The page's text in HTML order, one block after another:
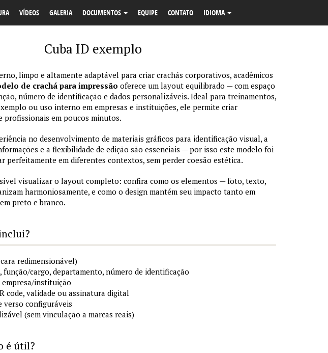
VÍDEOS GALERIA DOCUMENTOS EQUIPE CONTATO IDIOMA
Cuba ID exemplo
limpo e altamente adaptável para criar crachás corporativos, acadêmicos
de crachá para impressão oferece um layout equilibrado — com espaço
número de identificação e dados personalizáveis. Ideal para treinamentos,
ou uso interno em empresas e instituições, ele permite criar
profissionais em poucos minutos.
no desenvolvimento de materiais gráficos para identificação visual, a
e a flexibilidade de edição são essenciais — por isso este modelo foi
perfeitamente em diferentes contextos, sem perder coesão estética.
visualizar o layout completo: confira como os elementos — foto, texto,
harmoniosamente, e como o design mantém seu impacto tanto em
preto e branco.
redimensionável)
função/cargo, departamento, número de identificação
empresa/instituição
code, validade ou assinatura digital
verso configuráveis
(sem vinculação a marcas reais)
é útil?